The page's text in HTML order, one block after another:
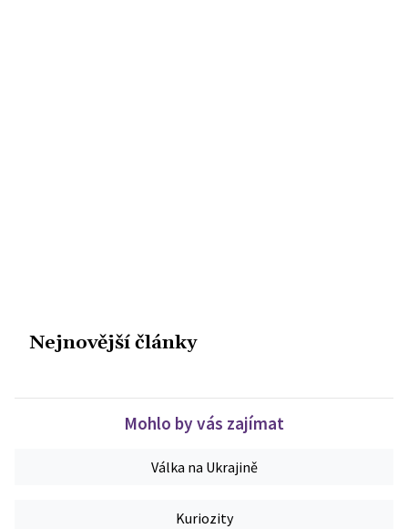
Nejnovější články
Mohlo by vás zajímat
Válka na Ukrajině
Kuriozity